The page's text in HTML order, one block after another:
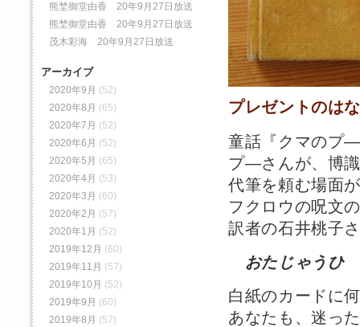
プレゼントのは
童話『クマのプ
プ―さんが、博
代筆を頼む場面
フクロウの呪文
訳者の石井桃子
おたじゃう
白紙のカードに
あなたも、迷っ
熊埜御堂由香 20年9月27日放送
熊埜御堂由香 20年9月27日放送
茂木彩海 20年9月27日放送
アーカイブ
2020年9月 (52)
2020年8月 (65)
2020年7月 (52)
2020年6月 (52)
2020年5月 (65)
2020年4月 (53)
2020年3月 (60)
2020年2月 (57)
2020年1月 (52)
2019年12月 (60)
2019年11月 (57)
2019年10月 (52)
2019年9月 (60)
2019年8月 (57)